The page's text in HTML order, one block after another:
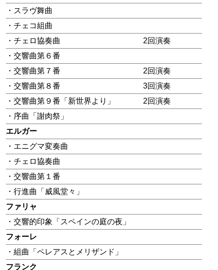
・スラヴ舞曲
・チェコ組曲
・チェロ協奏曲
2回演奏
・交響曲第６番
・交響曲第７番
2回演奏
・交響曲第８番
3回演奏
・交響曲第９番「新世界より」
2回演奏
・序曲「謝肉祭」
エルガー
・エニグマ変奏曲
・チェロ協奏曲
・交響曲第１番
・行進曲「威風堂々」
ファリャ
・交響的印象「スペインの庭の夜」
フォーレ
・組曲「ペレアスとメリザンド」
フランク